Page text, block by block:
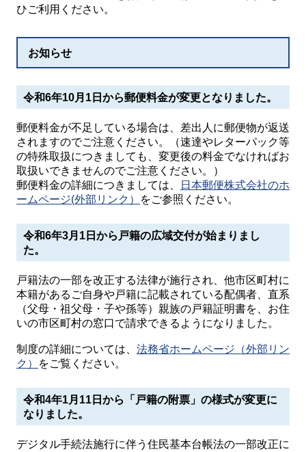
ひご利用ください。
お知らせ
令和6年10月1日から郵便料金が変更となりました。
郵便料金が不足している場合は、差出人に郵便物が返送
されますのでご注意ください。（速達やレターパック等
の特殊取扱につきましても、変更後の料金でなければお
取扱いできませんのでご注意ください。）
郵便料金の詳細につきましては、
日本郵便株式会社のホ
ームページ(外部リンク）
をご参照ください。
令和6年3月1日から戸籍の広域交付が始まりまし
た。
戸籍法の一部を改正する法律が施行され、他市区町村に
本籍があるご自身や戸籍に記載されている配偶者、直系
（父母・祖父母・子や孫等）親族の戸籍証明書を、お住
いの市区町村の窓口で請求できるようになりました。
制度の詳細については、 法務省ホームページ（外部リン
ク）
をご覧ください。
令和4年1月11日から「戸籍の附票」の様式が変更に
なりました。
デジタル手続法施行に伴う住民基本台帳法の一部改正に